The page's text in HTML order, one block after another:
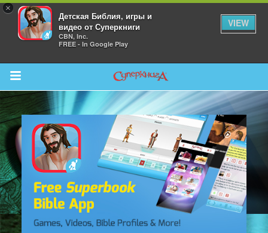
×
Детская Библия, игры и
видео от Суперкниги
CBN, Inc.
FREE - In Google Play
VIEW
Return to Content